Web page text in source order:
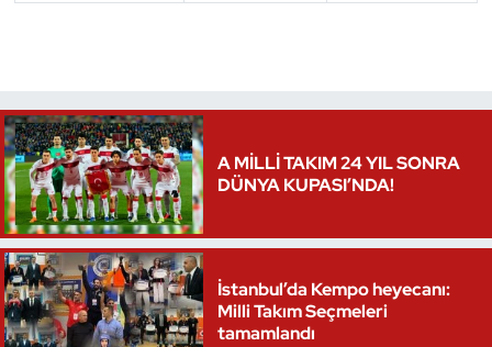
A MİLLİ TAKIM 24 YIL SONRA
DÜNYA KUPASI’NDA!
İstanbul’da Kempo heyecanı:
Milli Takım Seçmeleri
tamamlandı